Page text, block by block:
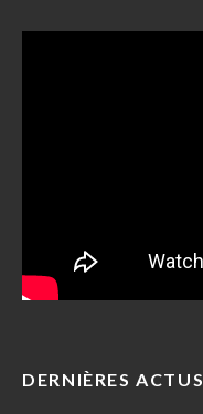
DERNIÈRES ACTUS